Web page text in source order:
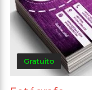
Gratuito